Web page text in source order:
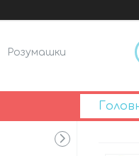
Розумашки